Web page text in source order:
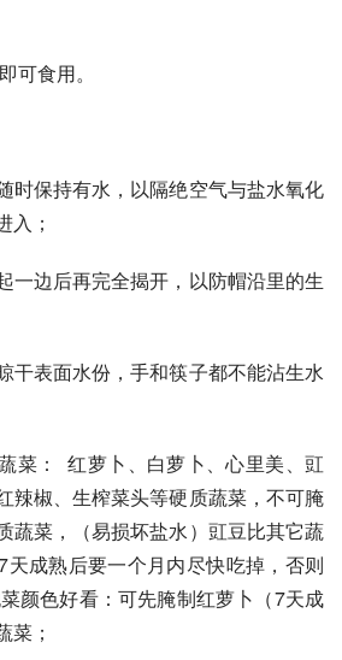
可食用。
时保持有水，以隔绝空气与盐水氧化
入；
一边后再完全揭开，以防帽沿里的生
干表面水份，手和筷子都不能沾生水
菜：  红萝卜、白萝卜、心里美、豇
辣椒、生榨菜头等硬质蔬菜，不可腌
蔬菜，（易损坏盐水）豇豆比其它蔬
成熟后要一个月内尽快吃掉，否则
颜色好看：可先腌制红萝卜（7天成
菜；